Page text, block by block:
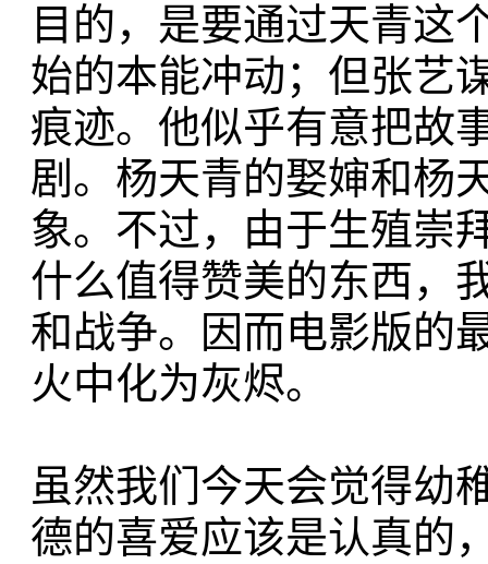
目的，是要通过天青这
始的本能冲动；但张艺
痕迹。他似乎有意把故
剧。杨天青的娶婶和杨
象。不过，由于生殖崇
什么值得赞美的东西，
和战争。因而电影版的
火中化为灰烬。
虽然我们今天会觉得幼
德的喜爱应该是认真的